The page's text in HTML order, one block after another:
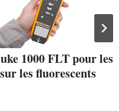
1000 FLT pour les
les fluorescents